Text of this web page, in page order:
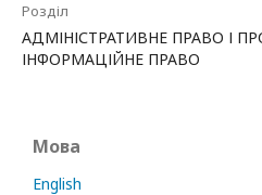
Розділ
АДМІНІСТРАТИВНЕ ПРАВО І
ІНФОРМАЦІЙНЕ ПРАВО
Мова
English